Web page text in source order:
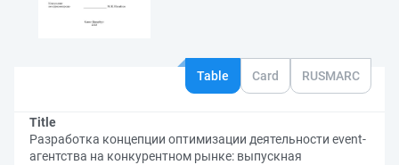
Table Card RUSMARC
Title
Разработка концепции оптимизации деятельности event-
агентства на конкурентном рынке: выпускная